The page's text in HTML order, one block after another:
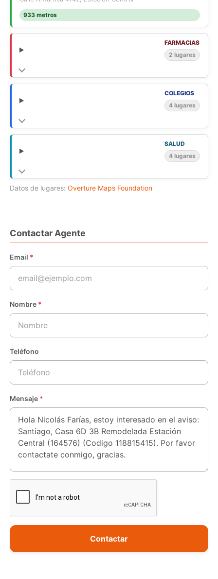
933 metros
FARMACIAS
2 lugares
COLEGIOS
4 lugares
SALUD
4 lugares
Datos de lugares: Overture Maps Foundation
Contactar Agente
Email *
Nombre *
Teléfono
Mensaje *
Contactar